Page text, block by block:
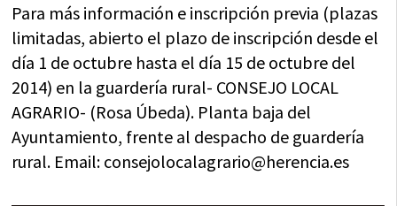
Para más información e inscripción previa (plazas
limitadas, abierto el plazo de inscripción desde el
día 1 de octubre hasta el día 15 de octubre del
2014) en la guardería rural- CONSEJO LOCAL
AGRARIO- (Rosa Úbeda). Planta baja del
Ayuntamiento, frente al despacho de guardería
rural. Email: consejolocalagrario@herencia.es